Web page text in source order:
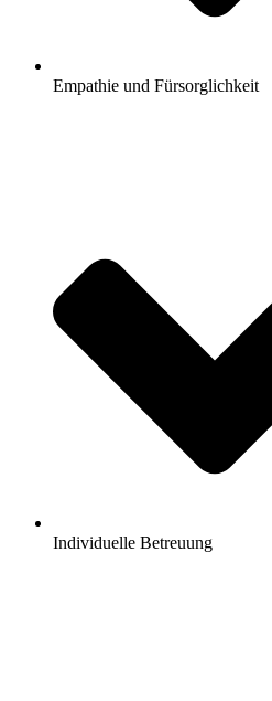
Empathie und Fürsorglichkeit
Individuelle Betreuung